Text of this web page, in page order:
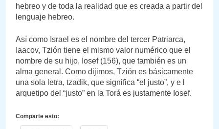
hebreo y de toda la realidad que es creada a partir del
lenguaje hebreo.
Así como Israel es el nombre del tercer Patriarca,
Iaacov, Tzión tiene el mismo valor numérico que el
nombre de su hijo, Iosef (156), que también es un
alma general. Como dijimos, Tzión es básicamente
una sola letra, tzadik, que significa “el justo”, y e l
arquetipo del “justo” en la Torá es justamente Iosef.
Comparte esto: